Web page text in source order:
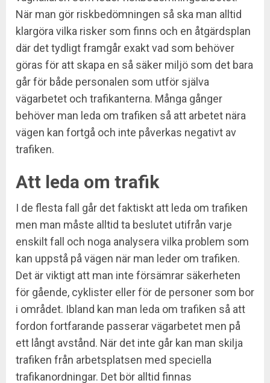
När man gör riskbedömningen så ska man alltid
klargöra vilka risker som finns och en åtgärdsplan
där det tydligt framgår exakt vad som behöver
göras för att skapa en så säker miljö som det bara
går för både personalen som utför själva
vägarbetet och trafikanterna. Många gånger
behöver man leda om trafiken så att arbetet nära
vägen kan fortgå och inte påverkas negativt av
trafiken.
Att leda om trafik
I de flesta fall går det faktiskt att leda om trafiken
men man måste alltid ta beslutet utifrån varje
enskilt fall och noga analysera vilka problem som
kan uppstå på vägen när man leder om trafiken.
Det är viktigt att man inte försämrar säkerheten
för gående, cyklister eller för de personer som bor
i området. Ibland kan man leda om trafiken så att
fordon fortfarande passerar vägarbetet men på
ett långt avstånd. När det inte går kan man skilja
trafiken från arbetsplatsen med speciella
trafikanordningar. Det bör alltid finnas